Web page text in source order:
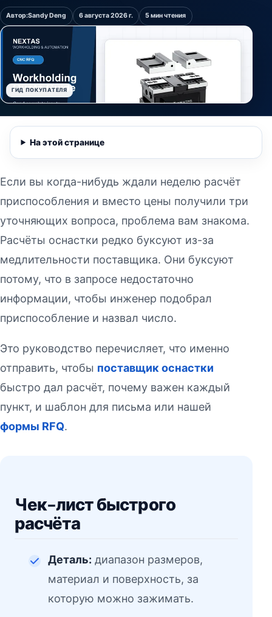
Автор:Sandy Deng 6 августа 2026 г. 5 мин чтения
ГИД ПОКУПАТЕЛЯ
На этой странице
Если вы когда-нибудь ждали неделю расчёт
приспособления и вместо цены получили три
уточняющих вопроса, проблема вам знакома.
Расчёты оснастки редко буксуют из-за
медлительности поставщика. Они буксуют
потому, что в запросе недостаточно
информации, чтобы инженер подобрал
приспособление и назвал число.
Это руководство перечисляет, что именно
отправить, чтобы поставщик оснастки
быстро дал расчёт, почему важен каждый
пункт, и шаблон для письма или нашей
формы RFQ.
Чек-лист быстрого
расчёта
Деталь: диапазон размеров,
материал и поверхность, за
которую можно зажимать.